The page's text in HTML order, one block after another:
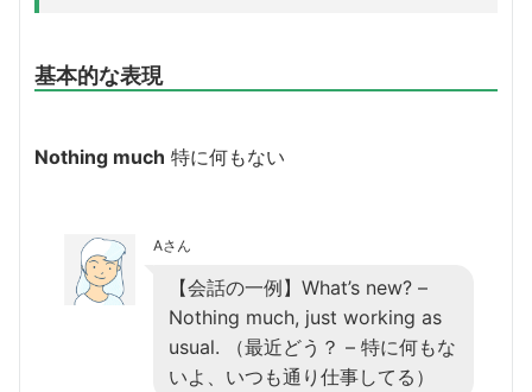
基本的な表現
Nothing much 特に何もない
Aさん
【会話の一例】What’s new? –
Nothing much, just working as
usual. （最近どう？ – 特に何もな
いよ、いつも通り仕事してる）